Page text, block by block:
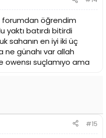
forumdan öğrendim
yaktı batırdı bitirdi
sahanın en iyi iki üç
günahı var allah
owensı suçlamıyo ama
#15